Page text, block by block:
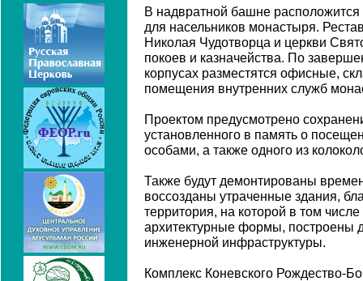
В надвратной башне расположится
для насельников монастыря.
Николая Чудотворца и церкви
покоев и казначейства. По
корпусах разместятся офисные,
помещения внутренних служб
Проектом предусмотрено
установленного в память о
особами, а также одного из
Также будут демонтированы
воссозданы утраченные здания,
территория, на которой в том
архитектурные формы, построены
инженерной инфраструктуры.
Комплекс Коневского Рождество-